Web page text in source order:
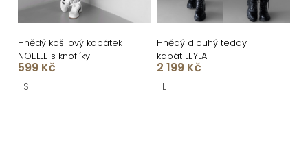
Hnědý košilový kabátek
NOELLE s knoflíky
599 Kč
S
Hnědý dlouhý teddy
kabát LEYLA
2 199 Kč
L